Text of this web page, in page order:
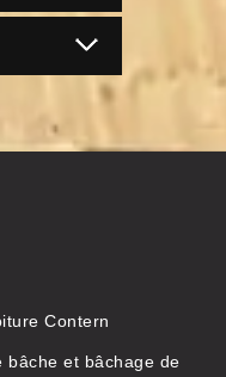
Contern
bâche et bâchage de